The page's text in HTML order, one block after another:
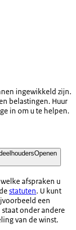
ingewikkeld zijn.
belastingen. Huur
in om u te helpen.
Openen
afspraken u
statuten. U kunt
een
onder andere
van de winst.